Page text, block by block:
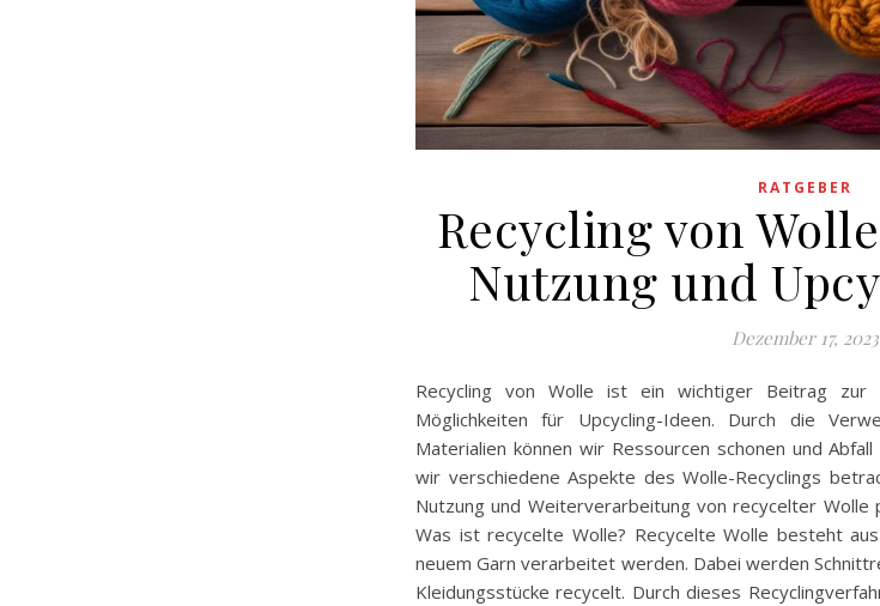
RATGEBER
Recycling von
Nutzung und
Dezember 17, 2023
Recycling von Wolle ist ein wichtiger Beitrag zur
Möglichkeiten für Upcycling-Ideen. Durch die
Materialien können wir Ressourcen schonen und
wir verschiedene Aspekte des Wolle-Recyclings
Nutzung und Weiterverarbeitung von recycelter Wolle
Was ist recycelte Wolle? Recycelte Wolle besteht
neuem Garn verarbeitet werden. Dabei werden
Kleidungsstücke recycelt. Durch dieses